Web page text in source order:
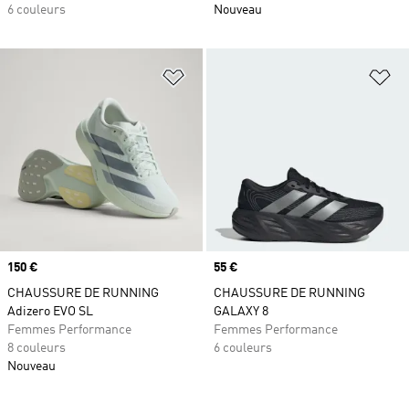
6 couleurs
Nouveau
Ajouter à la Liste de produits
Prix
150 €
CHAUSSURE DE RUNNING
Adizero EVO SL
Femmes Performance
8 couleurs
Nouveau
Prix
55 €
CHAUSSURE DE RUNNING
GALAXY 8
Femmes Performance
6 couleurs